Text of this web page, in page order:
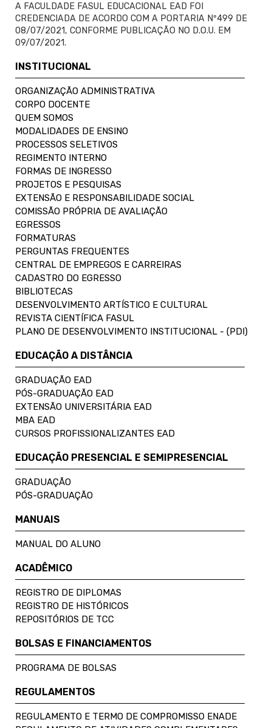
A FACULDADE FASUL EDUCACIONAL EAD FOI
CREDENCIADA DE ACORDO COM A PORTARIA Nº499 DE
08/07/2021, CONFORME PUBLICAÇÃO NO D.O.U. EM
09/07/2021.
INSTITUCIONAL
ORGANIZAÇÃO ADMINISTRATIVA
CORPO DOCENTE
QUEM SOMOS
MODALIDADES DE ENSINO
PROCESSOS SELETIVOS
REGIMENTO INTERNO
FORMAS DE INGRESSO
PROJETOS E PESQUISAS
EXTENSÃO E RESPONSABILIDADE SOCIAL
COMISSÃO PRÓPRIA DE AVALIAÇÃO
EGRESSOS
FORMATURAS
PERGUNTAS FREQUENTES
CENTRAL DE EMPREGOS E CARREIRAS
CADASTRO DO EGRESSO
BIBLIOTECAS
DESENVOLVIMENTO ARTÍSTICO E CULTURAL
REVISTA CIENTÍFICA FASUL
PLANO DE DESENVOLVIMENTO INSTITUCIONAL - (PDI)
EDUCAÇÃO A DISTÂNCIA
GRADUAÇÃO EAD
PÓS-GRADUAÇÃO EAD
EXTENSÃO UNIVERSITÁRIA EAD
MBA EAD
CURSOS PROFISSIONALIZANTES EAD
EDUCAÇÃO PRESENCIAL E SEMIPRESENCIAL
GRADUAÇÃO
PÓS-GRADUAÇÃO
MANUAIS
MANUAL DO ALUNO
ACADÊMICO
REGISTRO DE DIPLOMAS
REGISTRO DE HISTÓRICOS
REPOSITÓRIOS DE TCC
BOLSAS E FINANCIAMENTOS
PROGRAMA DE BOLSAS
REGULAMENTOS
REGULAMENTO E TERMO DE COMPROMISSO ENADE